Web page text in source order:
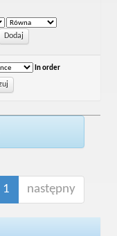
In order
1 następny